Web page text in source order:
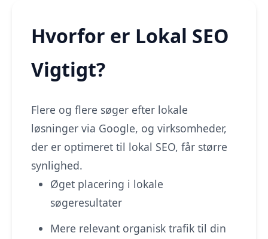
Hvorfor er Lokal SEO
Vigtigt?
Flere og flere søger efter lokale
løsninger via Google, og virksomheder,
der er optimeret til lokal SEO, får større
synlighed.
Øget placering i lokale
søgeresultater
Mere relevant organisk trafik til din